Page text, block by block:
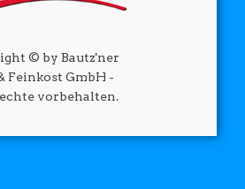
© by Bautz'ner
Feinkost GmbH -
vorbehalten.